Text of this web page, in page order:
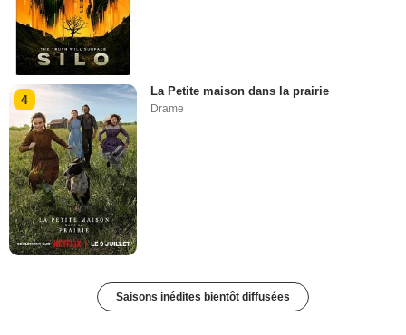
4
La Petite maison dans la prairie
Drame
Saisons inédites bientôt diffusées